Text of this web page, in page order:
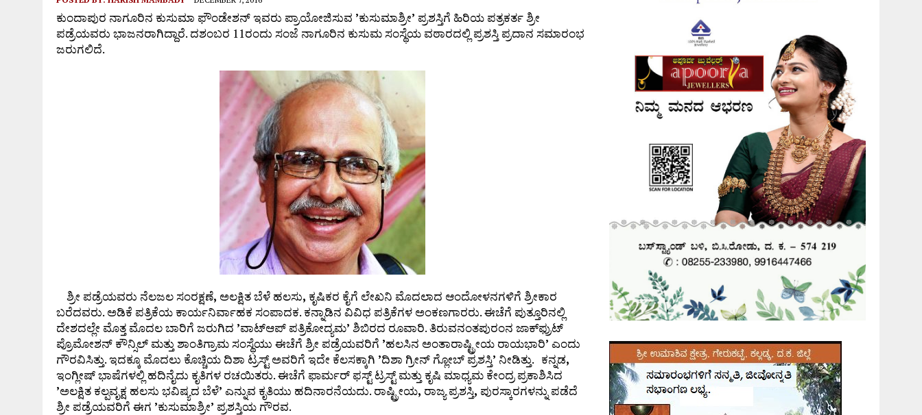
ಕುಂದಾಪುರ ನಾಗೂರಿನ ಕುಸುಮಾ ಫೌಂಡೇಶನ್ ಇವರು ಪ್ರಾಯೋಜಿಸುವ ’ಕುಸುಮಾಶ್ರೀ’ ಪ್ರಶಸ್ತಿಗೆ ಹಿರಿಯ ಪತ್ರಕರ್ತ ಶ್ರೀ
ಪಡ್ರೆಯವರು ಭಾಜನರಾಗಿದ್ದಾರೆ. ದಶಂಬರ 11ರಂದು ಸಂಜೆ ನಾಗೂರಿನ ಕುಸುಮ ಸಂಸ್ಥೆಯ ವಠಾರದಲ್ಲಿ ಪ್ರಶಸ್ತಿ ಪ್ರದಾನ ಸಮಾರಂಭ
ಜರುಗಲಿದೆ.
ಶ್ರೀ ಪಡ್ರೆಯವರು ನೆಲಜಲ ಸಂರಕ್ಷಣೆ, ಅಲಕ್ಷಿತ ಬೆಳೆ ಹಲಸು, ಕೃಷಿಕರ ಕೈಗೆ ಲೇಖನಿ ಮೊದಲಾದ ಆಂದೋಳನಗಳಿಗೆ ಶ್ರೀಕಾರ
ಬರೆದವರು. ಅಡಿಕೆ ಪತ್ರಿಕೆಯ ಕಾರ್ಯನಿರ್ವಾಹಕ ಸಂಪಾದಕ. ಕನ್ನಾಡಿನ ವಿವಿಧ ಪತ್ರಿಕೆಗಳ ಅಂಕಣಗಾರರು. ಈಚೆಗೆ ಪುತ್ತೂರಿನಲ್ಲಿ
ದೇಶದಲ್ಲೇ ಮೊತ್ತ ಮೊದಲ ಬಾರಿಗೆ ಜರುಗಿದ ’ವಾಟ್‌ಆಪ್ ಪತ್ರಿಕೋದ್ಯಮ’ ಶಿಬಿರದ ರೂವಾರಿ. ತಿರುವನಂತಪುರಂನ ಜಾಕ್‌ಫ್ರುಟ್
ಪ್ರೊಮೋಶನ್ ಕೌನ್ಸಿಲ್ ಮತ್ತು ಶಾಂತಿಗ್ರಾಮ ಸಂಸ್ಥೆಯು ಈಚೆಗೆ ಶ್ರೀ ಪಡ್ರೆಯವರಿಗೆ ’ಹಲಸಿನ ಅಂತಾರಾಷ್ಟ್ರೀಯ ರಾಯಭಾರಿ’ ಎಂದು
ಗೌರವಿಸಿತ್ತು. ಇದಕ್ಕೂ ಮೊದಲು ಕೊಚ್ಚಿಯ ದಿಶಾ ಟ್ರಸ್ಟ್ ಅವರಿಗೆ ಇದೇ ಕೆಲಸಕ್ಕಾಗಿ ’ದಿಶಾ ಗ್ರೀನ್ ಗ್ಲೋಬ್ ಪ್ರಶಸ್ತಿ’ ನೀಡಿತ್ತು. ಕನ್ನಡ,
ಇಂಗ್ಲೀಷ್ ಭಾಷೆಗಳಲ್ಲಿ ಹದಿನೈದು ಕೃತಿಗಳ ರಚಯಿತರು. ಈಚೆಗೆ ಫಾರ್ಮರ್ ಫಸ್ಟ್ ಟ್ರಸ್ಟ್ ಮತ್ತು ಕೃಷಿ ಮಾಧ್ಯಮ ಕೇಂದ್ರ ಪ್ರಕಾಶಿಸಿದ
’ಅಲಕ್ಷಿತ ಕಲ್ಪವೃಕ್ಷ ಹಲಸು ಭವಿಷ್ಯದ ಬೆಳೆ’ ಎನ್ನುವ ಕೃತಿಯು ಹದಿನಾರನೆಯದು. ರಾಷ್ಟ್ರೀಯ, ರಾಜ್ಯ ಪ್ರಶಸ್ತಿ, ಪುರಸ್ಕಾರಗಳನ್ನು ಪಡೆದೆ
ಶ್ರೀ ಪಡ್ರೆಯವರಿಗೆ ಈಗ ’ಕುಸುಮಾಶ್ರೀ’ ಪ್ರಶಸ್ತಿಯ ಗೌರವ.